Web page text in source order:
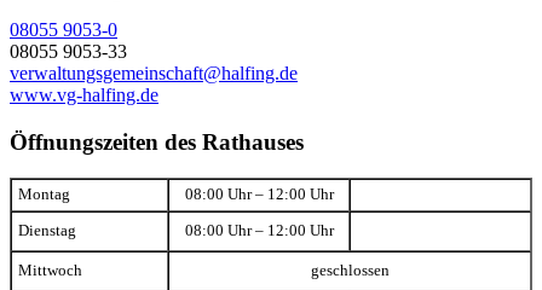
08055 9053-0
08055 9053-33
verwaltungsgemeinschaft@halfing.de
www.vg-halfing.de
Öffnungszeiten des Rathauses
Montag 08:00 Uhr – 12:00 Uhr
Dienstag 08:00 Uhr – 12:00 Uhr
Mittwoch geschlossen